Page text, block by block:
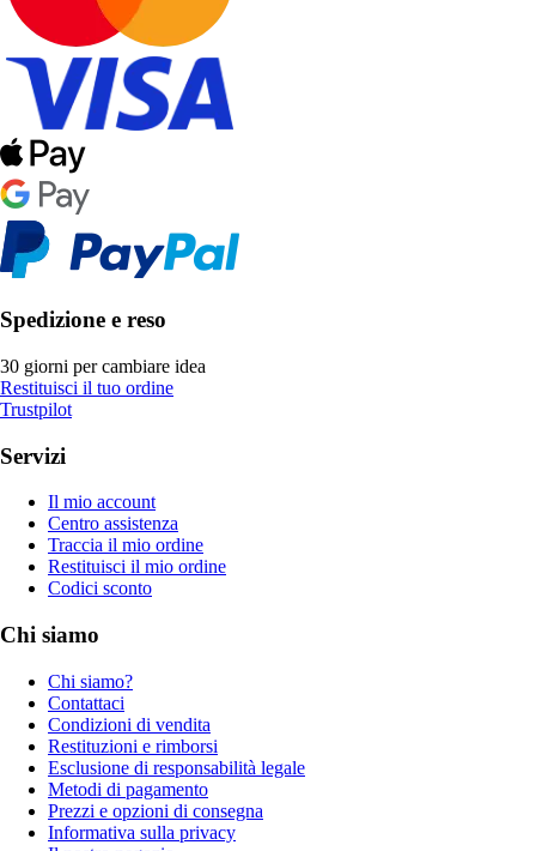
Spedizione e reso
30 giorni per cambiare idea
Restituisci il tuo ordine
Trustpilot
Servizi
Il mio account
Centro assistenza
Traccia il mio ordine
Restituisci il mio ordine
Codici sconto
Chi siamo
Chi siamo?
Contattaci
Condizioni di vendita
Restituzioni e rimborsi
Esclusione di responsabilità legale
Metodi di pagamento
Prezzi e opzioni di consegna
Informativa sulla privacy